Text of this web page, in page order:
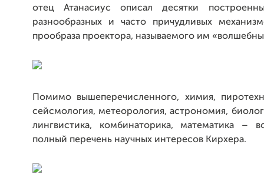
отец Атанасиус описал десятки
разнообразных и часто причудливых
прообраза проектора, называемого им
Помимо вышеперечисленного, химия,
сейсмология, метеорология, астрономия,
лингвистика, комбинаторика, математика –
полный перечень научных интересов Кирхера.